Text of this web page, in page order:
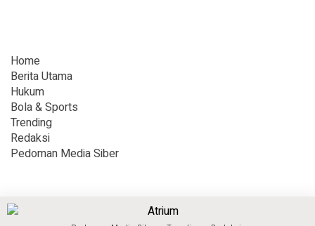
Home
Berita Utama
Hukum
Bola & Sports
Trending
Redaksi
Pedoman Media Siber